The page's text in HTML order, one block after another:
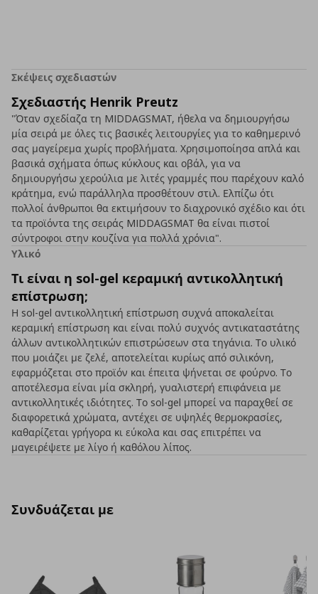
Σκέψεις σχεδιαστών
Σχεδιαστής Henrik Preutz
"Όταν σχεδίαζα τη MIDDAGSMAT, ήθελα να δημιουργήσω
μία σειρά με όλες τις βασικές λειτουργίες για το καθημερινό
σας μαγείρεμα χωρίς προβλήματα. Χρησιμοποίησα απλά και
βασικά σχήματα όπως κύκλους και οβάλ, για να
δημιουργήσω χερούλια με λιτές γραμμές που παρέχουν καλό
κράτημα, ενώ παράλληλα προσθέτουν στιλ. Ελπίζω ότι
πολλοί άνθρωποι θα εκτιμήσουν το διαχρονικό σχέδιο και ότι
τα προϊόντα της σειράς MIDDAGSMAT θα είναι πιστοί
σύντροφοι στην κουζίνα για πολλά χρόνια".
Υλικό
Τι είναι η sol-gel κεραμική αντικολλητική
επίστρωση;
Η sol-gel αντικολλητική επίστρωση συχνά αποκαλείται
κεραμική επίστρωση και είναι πολύ συχνός αντικαταστάτης
άλλων αντικολλητικών επιστρώσεων στα τηγάνια. Το υλικό
που μοιάζει με ζελέ, αποτελείται κυρίως από σιλικόνη,
εφαρμόζεται στο προϊόν και έπειτα ψήνεται σε φούρνο. Το
αποτέλεσμα είναι μία σκληρή, γυαλιστερή επιφάνεια με
αντικολλητικές ιδιότητες. Το sol-gel μπορεί να παραχθεί σε
διαφορετικά χρώματα, αντέχει σε υψηλές θερμοκρασίες,
καθαρίζεται γρήγορα κι εύκολα και σας επιτρέπει να
μαγειρέψετε με λίγο ή καθόλου λίπος.
Συνδυάζεται με